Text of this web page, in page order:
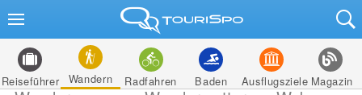
Reiseführer Wandern Radfahren Baden Ausflugsziele Magazin